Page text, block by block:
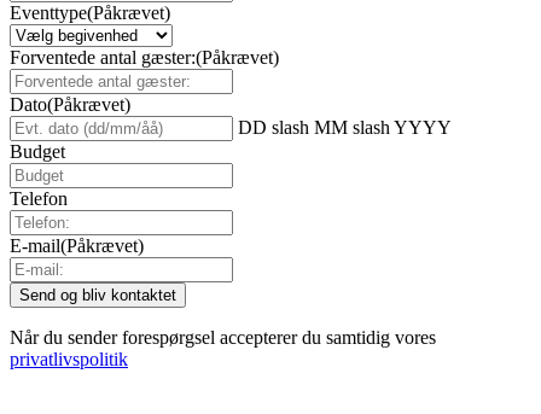
Eventtype(Påkrævet)
Forventede antal gæster:(Påkrævet)
Dato(Påkrævet)
DD slash MM slash YYYY
Budget
Telefon
E-mail(Påkrævet)
Når du sender forespørgsel accepterer du samtidig vores
privatlivspolitik